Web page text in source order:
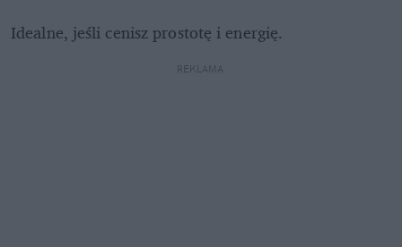
Idealne, jeśli cenisz prostotę i energię.
REKLAMA